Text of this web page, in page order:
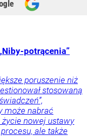
potrącenia”
poruszenie niż
stosowaną
może nabrać
nowej ustawy
ale także